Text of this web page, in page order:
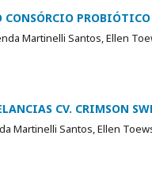
Martinelli Santos, Ellen
CV. CRIMSON
Martinelli Santos, Ellen